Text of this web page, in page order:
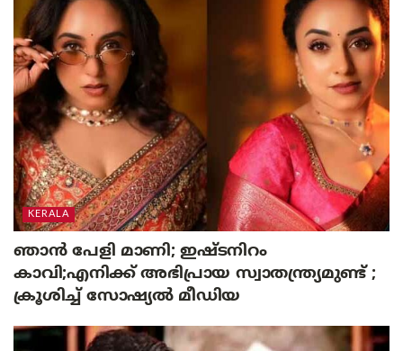
KERALA
ഞാൻ പേളി മാണി; ഇഷ്ടനിറം
കാവി;എനിക്ക് അഭിപ്രായ സ്വാതന്ത്ര്യമുണ്ട് ;
ക്രൂശിച്ച്‌ സോഷ്യൽ മീഡിയ